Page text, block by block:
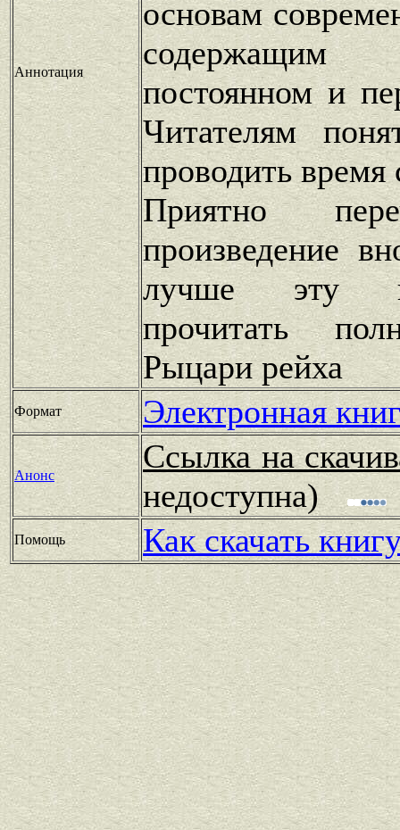
Аннотация
основам
постоянном и
Читателям
проводить время
Приятно
произведение
лучше эту
прочитать
Рыцари рейха
Формат Электронная
Анонс
Ссылка на
недоступна)
Помощь Как скачать